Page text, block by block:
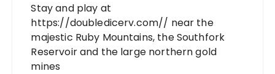
Stay and play at
https://doubledicerv.com// near the
majestic Ruby Mountains, the Southfork
Reservoir and the large northern gold
mines